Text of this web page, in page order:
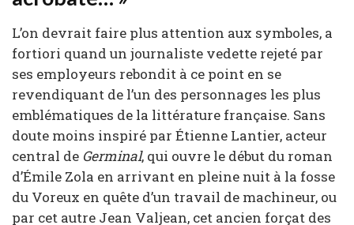
L’on devrait faire plus attention aux symboles, a
fortiori quand un journaliste vedette rejeté par
ses employeurs rebondit à ce point en se
revendiquant de l’un des personnages les plus
emblématiques de la littérature française. Sans
doute moins inspiré par Étienne Lantier, acteur
central de Germinal, qui ouvre le début du roman
d’Émile Zola en arrivant en pleine nuit à la fosse
du Voreux en quête d’un travail de machineur, ou
par cet autre Jean Valjean, cet ancien forçat des